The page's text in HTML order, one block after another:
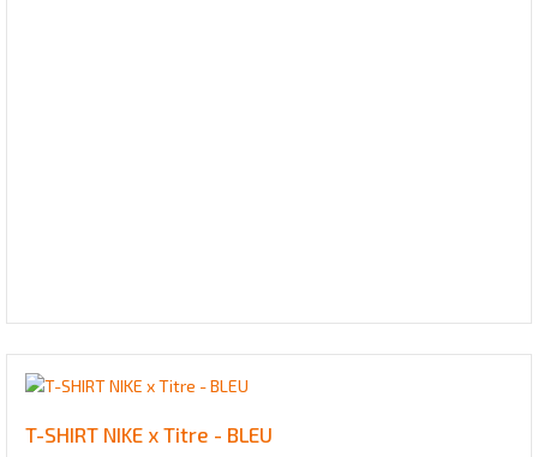
T-SHIRT NIKE x Titre - BLEU